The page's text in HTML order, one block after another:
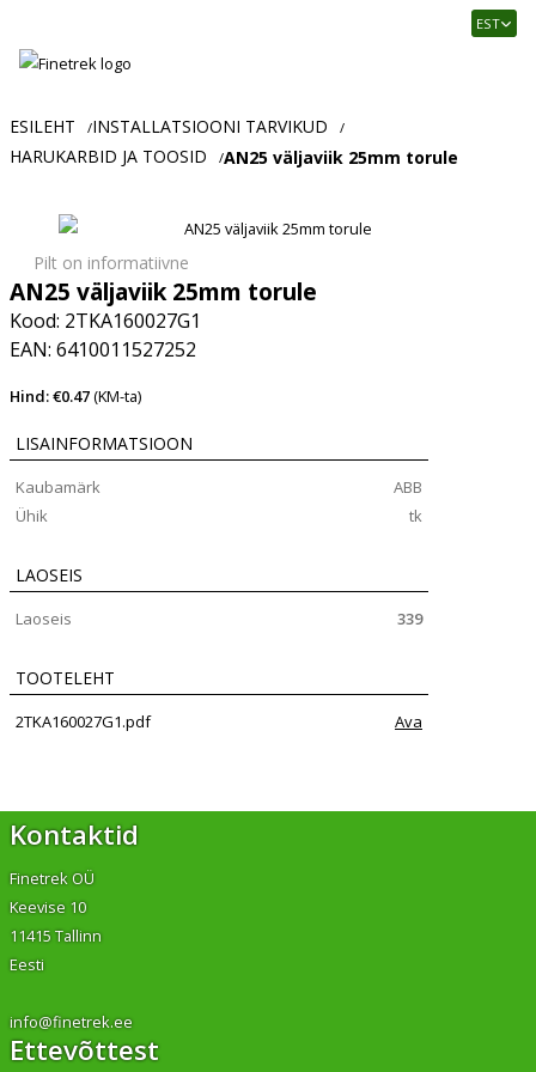
Usaldusväärne
ja
tööstusautomaatika
EST
ESILEHT /INSTALLATSIOONI TARVIKUD /
HARUKARBID JA TOOSID /AN25 väljaviik 25mm torule
Pilt on informatiivne
AN25 väljaviik 25mm torule
Kood: 2TKA160027G1
EAN: 6410011527252
Hind: €0.47(KM-ta)
LISAINFORMATSIOON
Kaubamärk
ABB
Ühik
tk
LAOSEIS
Laoseis 339
TOOTELEHT
2TKA160027G1.pdf Ava
Kontaktid
Finetrek OÜ
Keevise 10
11415 Tallinn
Eesti
info@finetrek.ee
Ettevõttest